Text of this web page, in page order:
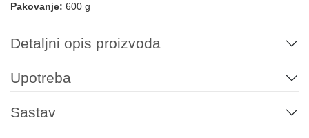
Pakovanje: 600 g
Detaljni opis proizvoda
Upotreba
Sastav